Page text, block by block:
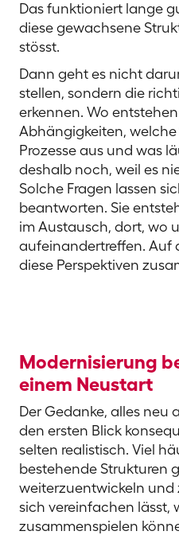
Das funktioniert lange
diese gewachsene
stösst.
Dann geht es nicht
stellen, sondern die
erkennen. Wo
Abhängigkeiten, welche
Prozesse aus und was
deshalb noch, weil es
Solche Fragen lassen
beantworten. Sie
im Austausch, dort, wo
aufeinandertreffen. Auf
diese Perspektiven
Modernisierung
einem Neustart
Der Gedanke, alles neu
den ersten Blick
selten realistisch. Viel
bestehende Strukturen
weiterzuentwickeln und
sich vereinfachen lässt,
zusammenspielen